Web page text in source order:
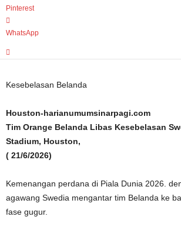
Pinterest
WhatsApp
Kesebelasan Belanda
Houston-harianumumsinarpagi.com
Tim Orange Belanda Libas Kesebelasan
Stadium, Houston,
( 21/6/2026)
Kemenangan perdana di Piala Dunia 2026.
agawang Swedia mengantar tim Belanda ke
fase gugur.